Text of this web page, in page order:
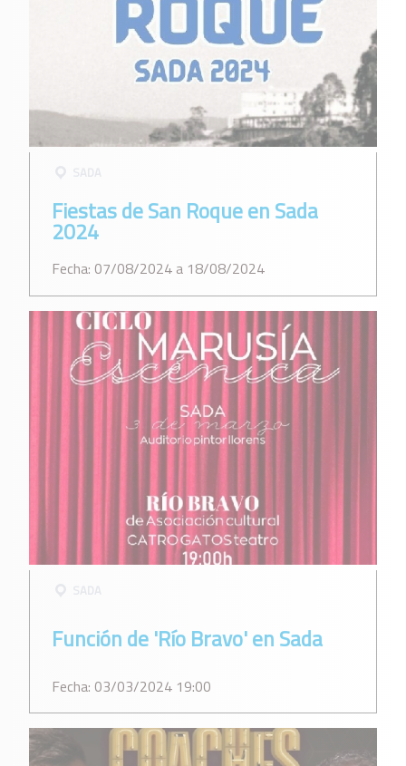
Fiestas de San Roque en Sada
2024
Fecha: 07/08/2024 a 18/08/2024
Función de 'Río Bravo' en Sada
Fecha: 03/03/2024 19:00